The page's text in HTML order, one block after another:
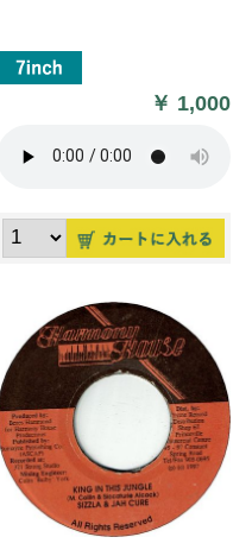
￥ 1,000